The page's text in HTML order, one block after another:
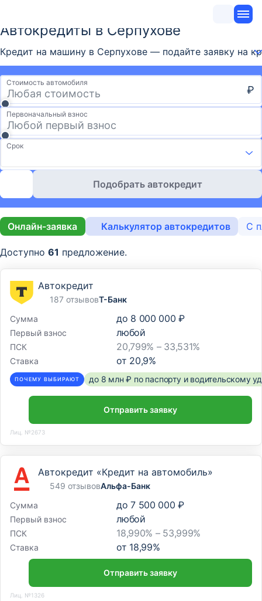
Автокредиты в Серпухове
Кредит на машину в Серпухове — подайте заявку на
Стоимость автомобиля
₽
Первоначальный взнос
Срок
Подобрать автокредит
Онлайн-заявка Калькулятор автокредитов С
Доступно 61 предложение.
Автокредит
187 отзывовТ-Банк
Сумма
до 8 000 000 ₽
Первый взнос любой
ПСК 20,799% – 33,531%
Ставка от 20,9%
ПОЧЕМУ ВЫБИРАЮТ до 8 млн ₽ по паспорту и водительскому
Отправить заявку
Лиц. №2673
Автокредит «Кредит на автомобиль»
549 отзывовАльфа-Банк
Сумма
до 7 500 000 ₽
Первый взнос любой
ПСК 18,990% – 53,999%
Ставка от 18,99%
Отправить заявку
Лиц. №1326